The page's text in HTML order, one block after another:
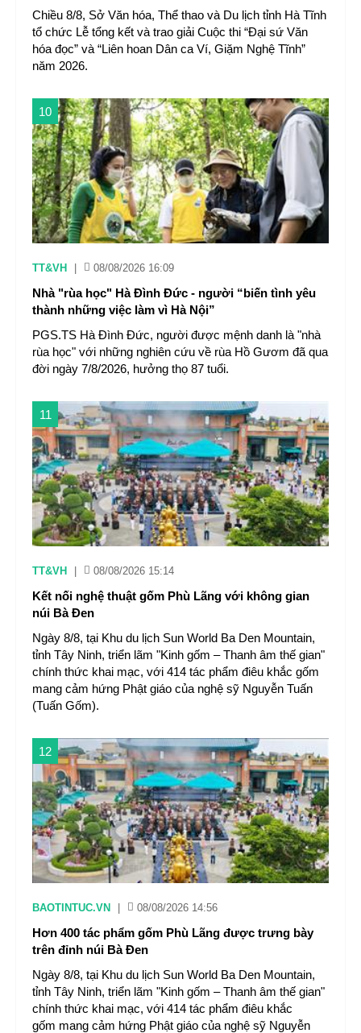
Chiều 8/8, Sở Văn hóa, Thể thao và Du lịch tỉnh Hà Tĩnh
tổ chức Lễ tổng kết và trao giải Cuộc thi “Đại sứ Văn
hóa đọc” và “Liên hoan Dân ca Ví, Giặm Nghệ Tĩnh”
năm 2026.
10
TT&VH 08/08/2026 16:09
Nhà "rùa học" Hà Đình Đức - người “biến tình yêu
thành những việc làm vì Hà Nội”
PGS.TS Hà Đình Đức, người được mệnh danh là "nhà
rùa học" với những nghiên cứu về rùa Hồ Gươm đã qua
đời ngày 7/8/2026, hưởng thọ 87 tuổi.
11
TT&VH 08/08/2026 15:14
Kết nối nghệ thuật gốm Phù Lãng với không gian
núi Bà Đen
Ngày 8/8, tại Khu du lịch Sun World Ba Den Mountain,
tỉnh Tây Ninh, triển lãm "Kinh gốm – Thanh âm thế gian"
chính thức khai mạc, với 414 tác phẩm điêu khắc gốm
mang cảm hứng Phật giáo của nghệ sỹ Nguyễn Tuấn
(Tuấn Gốm).
12
BAOTINTUC.VN 08/08/2026 14:56
Hơn 400 tác phẩm gốm Phù Lãng được trưng bày
trên đỉnh núi Bà Đen
Ngày 8/8, tại Khu du lịch Sun World Ba Den Mountain,
tỉnh Tây Ninh, triển lãm "Kinh gốm – Thanh âm thế gian"
chính thức khai mạc, với 414 tác phẩm điêu khắc
gốm mang cảm hứng Phật giáo của nghệ sỹ Nguyễn